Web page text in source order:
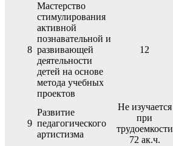
8
Мастерство
стимулирования
активной
познавательной и
развивающей
деятельности
детей на основе
метода учебных
проектов
12
9
Развитие
педагогического
артистизма
Не изучается
при
трудоемкости
72 ак.ч.